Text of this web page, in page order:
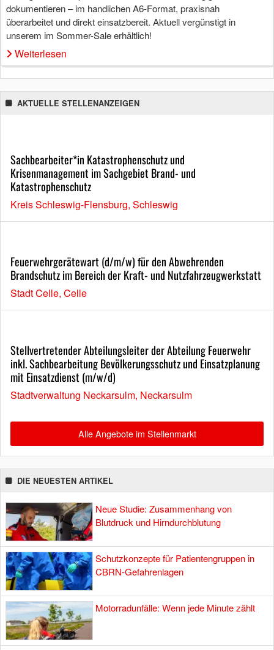
dokumentieren – im handlichen A6-Format, praxisnah
überarbeitet und direkt einsatzbereit. Aktuell vergünstigt in
unserem im Sommer-Sale erhältlich!
Weiterlesen
AKTUELLE STELLENANZEIGEN
Sachbearbeiter*in Katastrophenschutz und
Krisenmanagement im Sachgebiet Brand- und
Katastrophenschutz
Kreis Schleswig-Flensburg, Schleswig
Feuerwehrgerätewart (d/m/w) für den Abwehrenden
Brandschutz im Bereich der Kraft- und Nutzfahrzeugwerkstatt
Stadt Celle, Celle
Stellvertretender Abteilungsleiter der Abteilung Feuerwehr
inkl. Sachbearbeitung Bevölkerungsschutz und Einsatzplanung
mit Einsatzdienst (m/w/d)
Stadtverwaltung Neckarsulm, Neckarsulm
Alle Angebote im Stellenmarkt
DIE NEUESTEN ARTIKEL
Neue Studie: Zusammenhang von
Blutdruck und Hirndurchblutung
Schutzkonzepte für Patientengruppen in
CBRN-Gefahrenlagen
Motorradunfälle: Wenn jede Minute zählt